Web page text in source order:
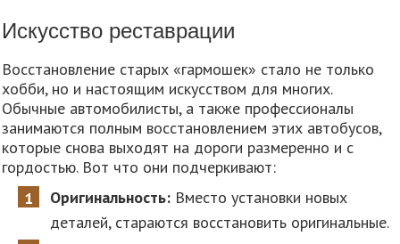
Искусство реставрации
Восстановление старых «гармошек» стало не только
хобби, но и настоящим искусством для многих.
Обычные автомобилисты, а также профессионалы
занимаются полным восстановлением этих автобусов,
которые снова выходят на дороги размеренно и с
гордостью. Вот что они подчеркивают:
Оригинальность: Вместо установки новых
деталей, стараются восстановить оригинальные.